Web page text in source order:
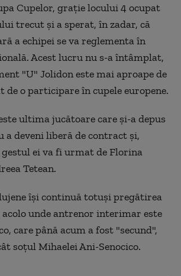
Cupelor, graţie locului 4 ocupat
trecut şi a sperat, în zadar, că
a echipei se va reglementa în
Acest lucru nu s-a întâmplat,
"U" Jolidon este mai aproape de
de o participare în cupele europene.
ultima jucătoare care şi-a depus
deveni liberă de contract şi,
ei va fi urmat de Florina
Tetean.
îşi continuă totuşi pregătirea
unde antrenor interimar este
care până acum a fost "secund",
soțul Mihaelei Ani-Senocico.